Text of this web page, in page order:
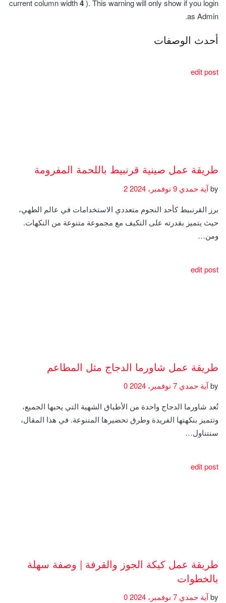
current column width4). This warning will only show if you login
as Admin.
أحدث الوصفات
edit post
طريقة عمل صينية قرنبيط باللحمة المفرومة
byآية حمدي
برز القرنبيط كأحد النجوم متعددي الاستخدامات في عالم الطهي،
حيث يتميز بقدرته على التكيف مع مجموعة متنوعة من النكهات.
ومن…
edit post
طريقة عمل شاورما الدجاج مثل المطاعم
byآية حمدي
تُعد شاورما الدجاج واحدة من الأطباق الشهية التي يحبها الجميع،
وتتميز بنكهتها الفريدة وطرق تحضيرها المتنوعة. في هذا المقال،
سنتناول…
edit post
طريقة عمل كيكة الجوز والقرفة | وصفة سهلة
بالخطوات
byآية حمدي